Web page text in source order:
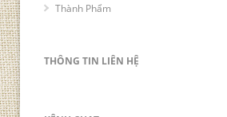
Thành Phẩm
THÔNG TIN LIÊN HỆ